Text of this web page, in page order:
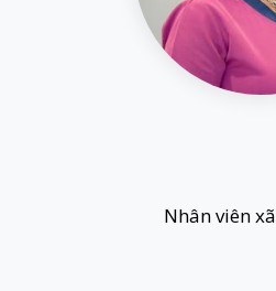
Nhân viên